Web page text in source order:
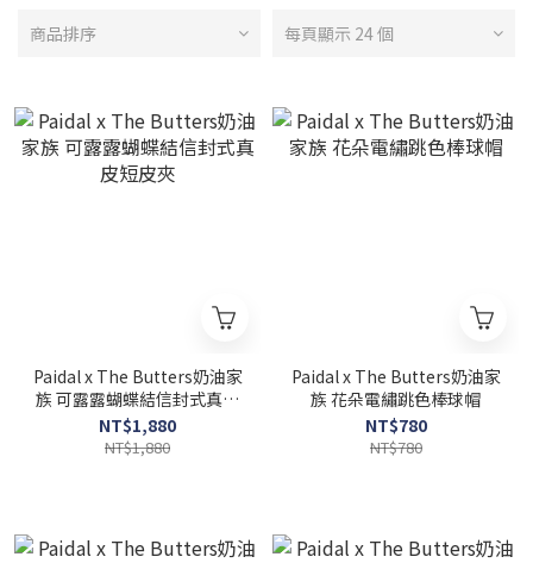
商品排序 每頁顯示 24 個
Paidal x The Butters奶油家
族 可露露蝴蝶結信封式真皮
短皮夾
NT$1,880
NT$1,880
Paidal x The Butters奶油家
族 花朵電繡跳色棒球帽
NT$780
NT$780